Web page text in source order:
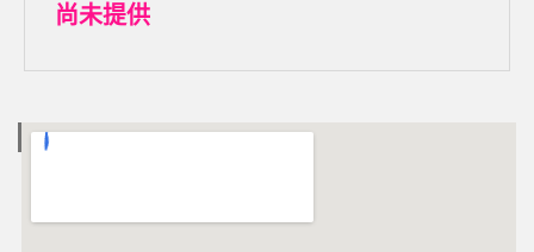
尚未提供
電子地圖 MAP